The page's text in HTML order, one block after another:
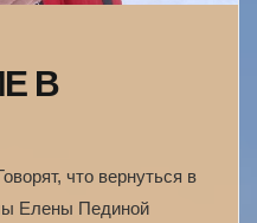
В
что вернуться в
Елены Пединой